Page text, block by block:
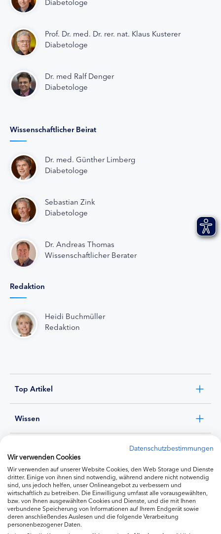
Prof. Dr. med. Dr. rer. nat. Klaus Kusterer
Diabetologe
Dr. med Ralf Denger
Diabetologe
Wissenschaftlicher Beirat
Dr. med. Günther Limberg
Diabetologe
Sebastian Zink
Diabetologe
Dr. Andreas Thomas
Wissenschaftlicher Berater
Redaktion
Heidi Buchmüller
Redaktion
Top Artikel
Wissen
Ernährung
Produkte
Datenschutzbestimmungen
Wir verwenden Cookies
Wir verwenden auf unserer Website Cookies, den Web Storage und Dienste
dritter. Einige von ihnen sind notwendig, während andere nicht notwendig
sind, uns jedoch helfen, unser Onlineangebot zu verbessern und
wirtschaftlich zu betreiben. Die Einwilligung umfasst alle vorausgewählten,
bzw. von Ihnen ausgewählten Cookies und Dienste, und die mit Ihnen
verbundene Speicherung von Informationen auf Ihrem Endgerät sowie
deren anschließendes Auslesen und die folgende Verarbeitung
personenbezogener Daten.